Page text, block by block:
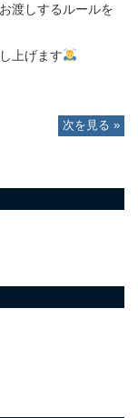
渡しするルールを
上げます
次を見る »